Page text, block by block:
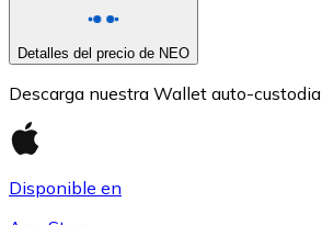
Detalles del precio de NEO
Descarga nuestra Wallet auto-custodia
Disponible en